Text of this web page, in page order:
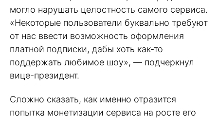
могло нарушать целостность самого сервиса.
«Некоторые пользователи буквально требуют
от нас ввести возможность оформления
платной подписки, дабы хоть как-то
поддержать любимое шоу», — подчеркнул
вице-президент.
Сложно сказать, как именно отразится
попытка монетизации сервиса на росте его